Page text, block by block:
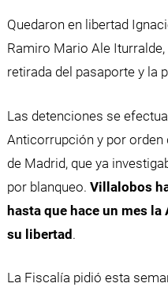
Quedaron en libertad
Ramiro Mario Ale
retirada del pasaporte y la
Las detenciones se
Anticorrupción y por orden
de Madrid, que ya
por blanqueo. Villalobos
hasta que hace un mes
su libertad.
La Fiscalía pidió esta